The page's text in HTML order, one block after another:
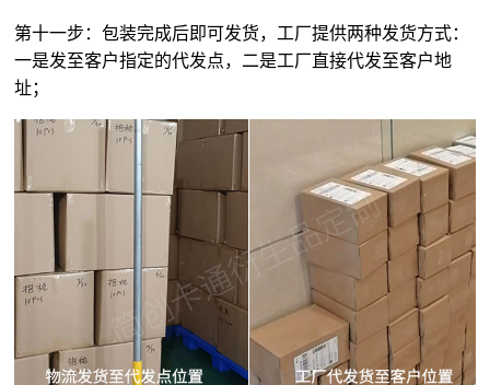
第十一步：包装完成后即可发货，工厂提供两种发货方式：
一是发至客户指定的代发点，二是工厂直接代发至客户地
址；